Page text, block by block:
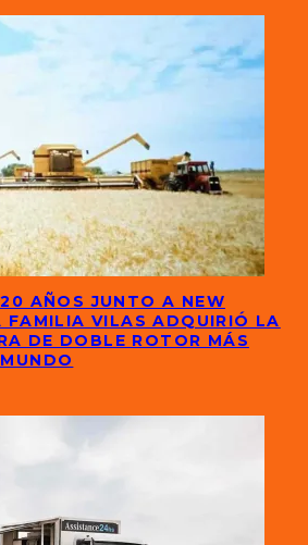
AÑOS JUNTO A NEW
FAMILIA VILAS ADQUIRIÓ LA
DE DOBLE ROTOR MÁS